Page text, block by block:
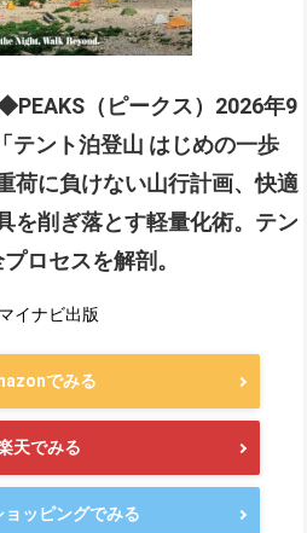
（ピークス）2026年9
テント泊登山 はじめの一歩
荷に負けない山行計画、快適
を削ぎ落とす軽量化術。テン
プロセスを解剖。
マイナビ出版
でみる
天でみる
ッピングでみる